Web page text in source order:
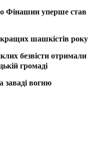
Фінашин уперше став
шашкістів року
безвісти отримали
громаді
заваді вогню